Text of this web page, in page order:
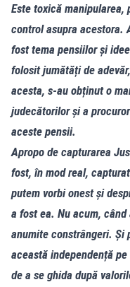
Este toxică
control asupra acestora.
fost tema pensiilor și
folosit jumătăți de
acesta, s-au obținut o
judecătorilor și a
aceste pensii.
Apropo de capturarea
fost, în mod real,
putem vorbi onest și
a fost ea. Nu acum,
anumite constrângeri. Și
această independență
de a se ghida după